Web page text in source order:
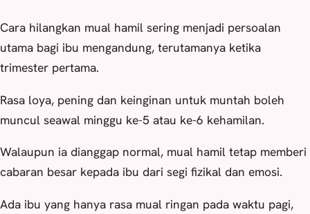
Cara hilangkan mual hamil sering menjadi persoalan
utama bagi ibu mengandung, terutamanya ketika
trimester pertama.
Rasa loya, pening dan keinginan untuk muntah boleh
muncul seawal minggu ke-5 atau ke-6 kehamilan.
Walaupun ia dianggap normal, mual hamil tetap memberi
cabaran besar kepada ibu dari segi fizikal dan emosi.
Ada ibu yang hanya rasa mual ringan pada waktu pagi,